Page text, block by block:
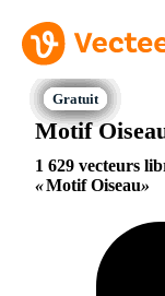
Motif
1 629 vecteurs
Motif Oiseau